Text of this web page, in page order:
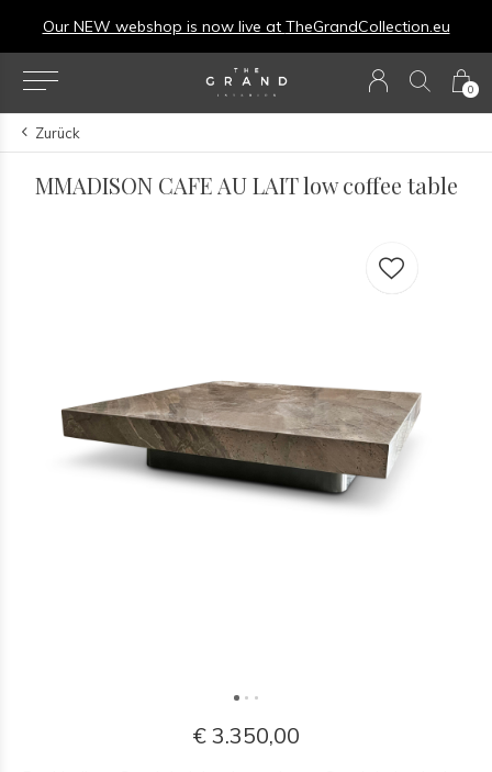
0
Our NEW webshop is now live at TheGrandCollection.eu
Zurück
MMADISON CAFE AU LAIT low coffee table
€ 3.350,00